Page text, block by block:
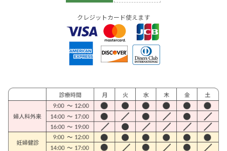
クレジットカード使えます